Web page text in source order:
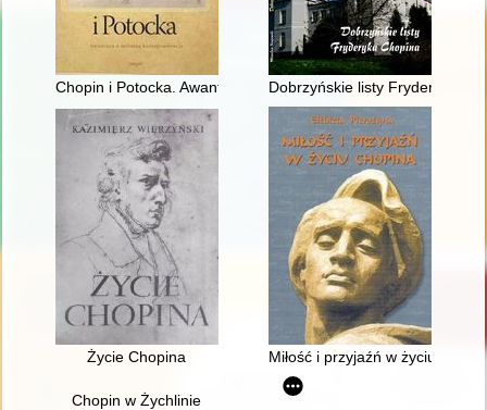
Chopin i Potocka. Awantura o miłosną korespondencję
Dobrzyńskie listy Fryderyka F.
Życie Chopina Miłość i przyjaźń w życiu
Chopin w Żychlinie